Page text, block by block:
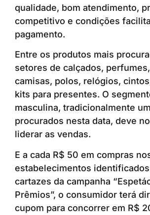
qualidade, bom atendimento,
competitivo e condições
pagamento.
Entre os produtos mais
setores de calçados,
camisas, polos, relógios,
kits para presentes. O
masculina, tradicionalmente
procurados nesta data, deve
liderar as vendas.
E a cada R$ 50 em compras
estabelecimentos
cartazes da campanha
Prêmios”, o consumidor terá
cupom para concorrer em R$